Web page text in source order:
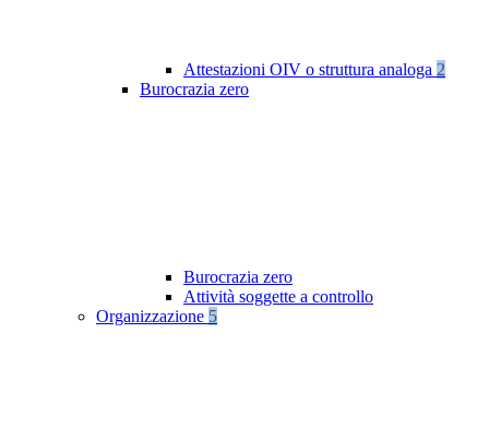
Attestazioni OIV o struttura analoga 2
Burocrazia zero
Burocrazia zero
Attività soggette a controllo
Organizzazione 5